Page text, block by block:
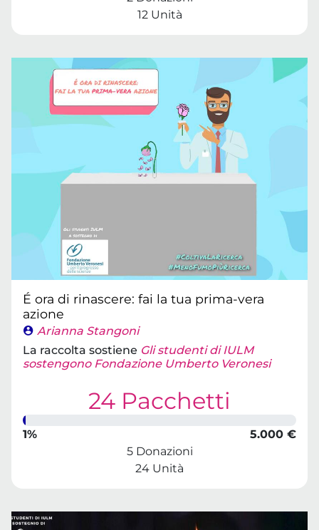
12 Unità
É ora di rinascere: fai la tua prima-vera
azione
Arianna Stangoni
La raccolta sostiene Gli studenti di IULM
sostengono Fondazione Umberto Veronesi
24 Pacchetti
1%
5.000 €
5 Donazioni
24 Unità